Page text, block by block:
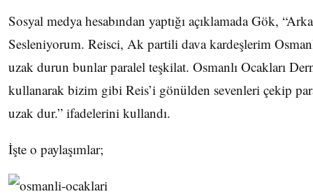
Sosyal medya hesabından yaptığı açıklamada Gök,
Sesleniyorum. Reisci, Ak partili dava kardeşlerim
uzak durun bunlar paralel teşkilat. Osmanlı Ocakları
kullanarak bizim gibi Reis’i gönülden sevenleri çekip
uzak dur.” ifadelerini kullandı.
İşte o paylaşımlar;